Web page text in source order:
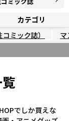
カテゴリ
ミック誌）
でしか買えな